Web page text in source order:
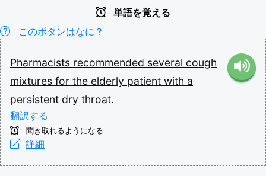
単語を覚える
このボタンはなに？
Pharmacists recommended several cough
mixtures for the elderly patient with a
persistent dry throat.
翻訳する
聞き取れるようになる
詳細